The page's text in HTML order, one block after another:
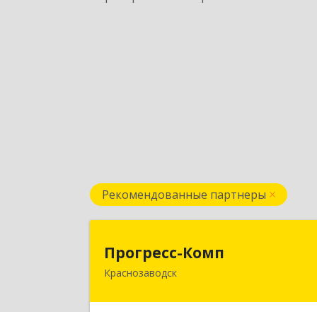
Рекомендованные партнеры
Прогресс-Комп
Краснозаводск
141321, Московская обл, Сергиево-